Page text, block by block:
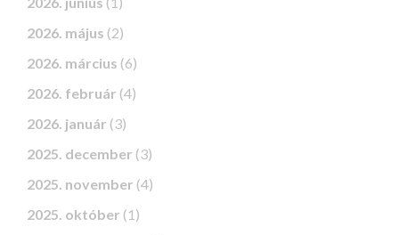
2026. május (2)
2026. március (6)
2026. február (4)
2026. január (3)
2025. december (3)
2025. november (4)
2025. október (1)